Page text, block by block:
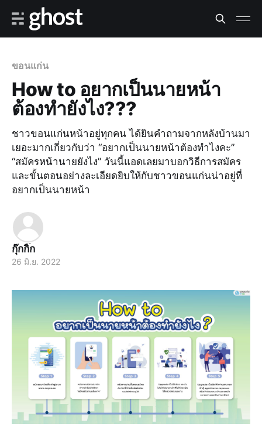
ขอนแก่น
How to อยากเป็นนายหน้า
ต้องทำยังไง???
ชาวขอนแก่นหน้าอยู่ทุกคน ได้ยินคำถามจากหลังบ้านมา
เยอะมากเกี่ยวกับว่า “อยากเป็นนายหน้าต้องทำไงคะ”
“สมัครหน้านายยังไง” วันนี้แอดเลยมาบอกวิธีการสมัคร
และขั้นตอนอย่างละเอียดยิบให้กับชาวขอนแก่นน่าอยู่ที่
อยากเป็นนายหน้า
กุ๊กกิ๊ก
26 มิ.ย. 2022